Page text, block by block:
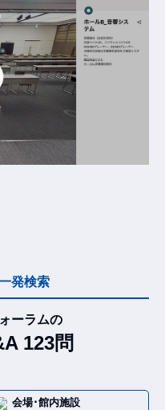
発検索
ーラムの
123問
会場･館内施設